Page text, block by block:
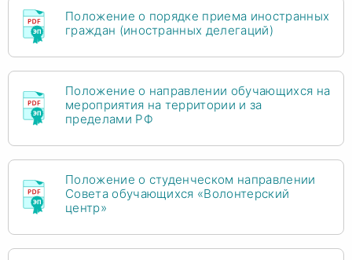
Положение о порядке приема иностранных
граждан (иностранных делегаций)
Положение о направлении обучающихся на
мероприятия на территории и за
пределами РФ
Положение о студенческом направлении
Совета обучающихся «Волонтерский
центр»